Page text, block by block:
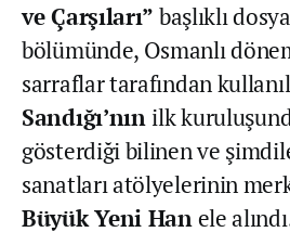
ve Çarşıları” başlıklı
bölümünde, Osmanlı
sarraflar tarafından
Sandığı’nın ilk
gösterdiği bilinen ve
sanatları atölyelerinin
Büyük Yeni Hanele